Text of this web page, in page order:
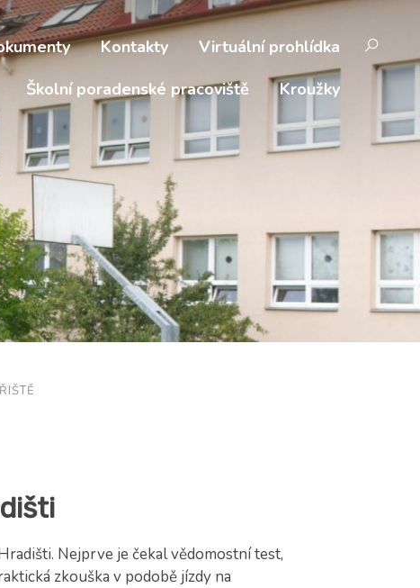
Kontakty
Virtuální prohlídka
Školní poradenské pracoviště Kroužky
Nejprve je čekal vědomostní test,
zkouška v podobě jízdy na